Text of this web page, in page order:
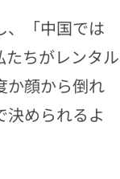
、「中国では
ちがレンタル
か顔から倒れ
められるよ